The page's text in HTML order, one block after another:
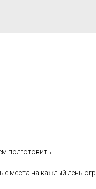
подготовить.
места на каждый день